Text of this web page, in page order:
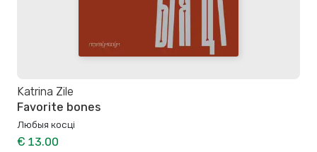
Katrina Zile
Favorite bones
Любыя косці
€ 13.00